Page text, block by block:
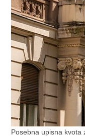
Posebna upisna kvota